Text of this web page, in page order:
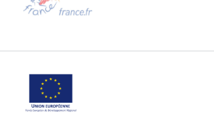
Contattaci per e-mail